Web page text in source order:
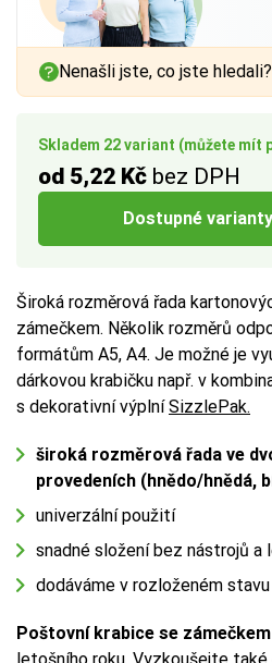
Skladem 22 variant (můžete mít
od 5,22 Kč bez DPH
Dostupné
Široká rozměrová řada
zámečkem. Několik rozměrů
formátům A5, A4. Je možné je
dárkovou krabičku např. v
s dekorativní výplníSizzlePak.
široká rozměrová řada ve
provedeních (hnědo/hnědá,
univerzální použití
snadné složení bez nástrojů a
dodáváme v rozloženém stavu
Poštovní krabice se zámečkem
Nenašli jste, co jste hledali?
a vnitřním rozměrem až
Více tipů pro výběr
BUTTON:Jak vybrat krabici
a vnitřním rozměrem až
Více tipů pro výběr
BUTTON:Jak vybrat krabici